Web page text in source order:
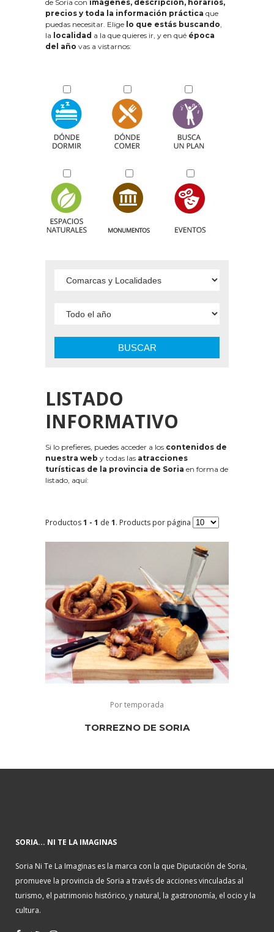
de Soria con imágenes, descripción, horarios,
precios y toda la información práctica que
puedas necesitar. Elige lo que estás buscando,
la localidad a la que quieres ir, y en qué época
del año vas a vistarnos:
BUSCAR
LISTADO
INFORMATIVO
Si lo prefieres, puedes acceder a los contenidos de
nuestra web y todas las atracciones
turísticas de la provincia de Soria en forma de
listado, aquí:
Productos1 - 1 de 1. Products por página
Por temporada
TORREZNO DE SORIA
SORIA... NI TE LA IMAGINAS
Soria Ni Te La Imaginas es la marca con la que Diputación de Soria,
promueve la provincia de Soria a través de acciones vinculadas al
turismo, el patrimonio histórico, y natural, la gastronomía, el ocio y la
cultura.